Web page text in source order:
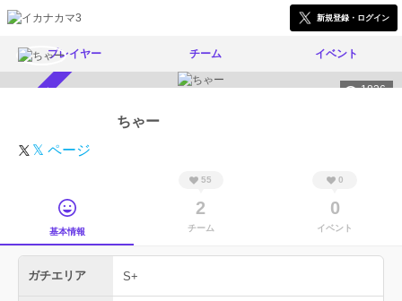
新規登録・ログイン
プレイヤー チーム イベント
1836
ちゃー
𝕏 ページ
基本情報
55
2
チーム
0
0
イベント
ガチエリア S+